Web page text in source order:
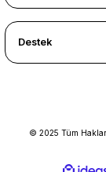
Destek
© 2025 Tüm